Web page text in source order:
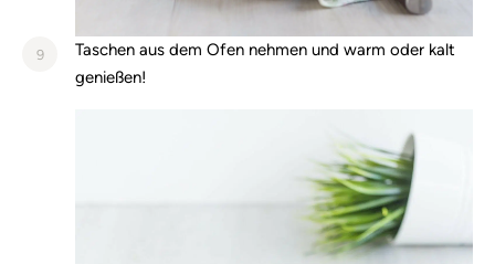
9
Taschen aus dem Ofen nehmen und warm oder kalt
genießen!